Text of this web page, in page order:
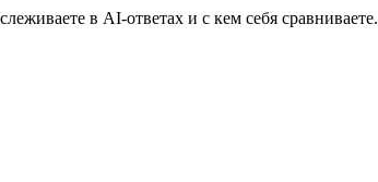
в AI-ответах и с кем себя сравниваете.